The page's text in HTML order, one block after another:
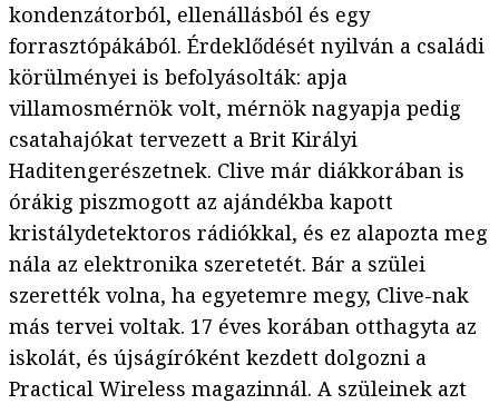
kondenzátorból, ellenállásból és egy
forrasztópákából. Érdeklődését nyilván a családi
körülményei is befolyásolták: apja
villamosmérnök volt, mérnök nagyapja pedig
csatahajókat tervezett a Brit Királyi
Haditengerészetnek. Clive már diákkorában is
órákig piszmogott az ajándékba kapott
kristálydetektoros rádiókkal, és ez alapozta meg
nála az elektronika szeretetét. Bár a szülei
szerették volna, ha egyetemre megy, Clive-nak
más tervei voltak. 17 éves korában otthagyta az
iskolát, és újságíróként kezdett dolgozni a
Practical Wireless magazinnál. A szüleinek azt